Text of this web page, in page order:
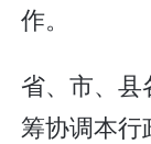
作。
省、市、
筹协调本